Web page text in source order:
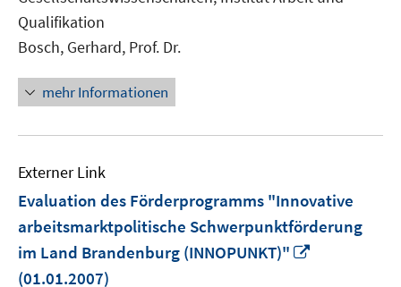
Qualifikation
Bosch, Gerhard, Prof. Dr.
mehr Informationen
Externer Link
Evaluation des Förderprogramms "Innovative
arbeitsmarktpolitische Schwerpunktförderung
im Land Brandenburg (INNOPUNKT)"
(01.01.2007)